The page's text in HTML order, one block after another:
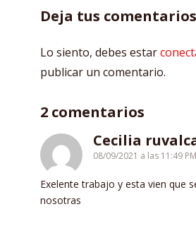
Deja tus comentarios
Lo siento, debes estar
publicar un comentario.
2 comentarios
Cecilia
08/09/2021 a las 11:49 PM
Exelente trabajo y esta vien que
nosotras